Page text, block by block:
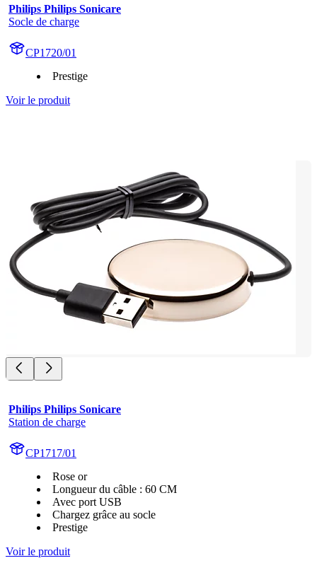
Philips Philips Sonicare
Socle de charge
CP1720/01
Prestige
Voir le produit
Philips Philips Sonicare
Station de charge
CP1717/01
Rose or
Longueur du câble : 60 CM
Avec port USB
Chargez grâce au socle
Prestige
Voir le produit